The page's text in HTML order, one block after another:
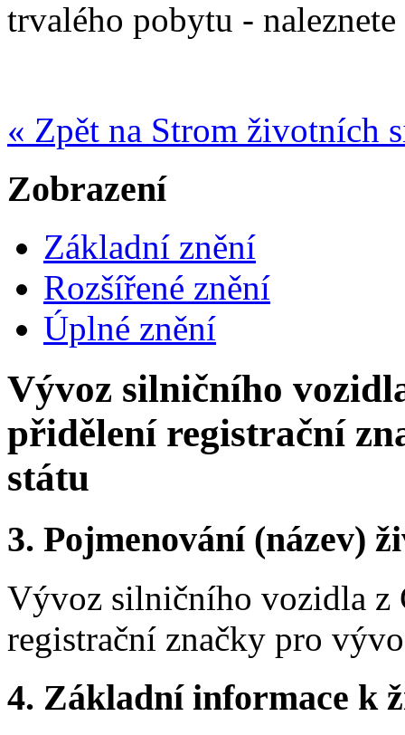
trvalého pobytu - naleznete
« Zpět na Strom životních
Zobrazení
Základní znění
Rozšířené znění
Úplné znění
Vývoz silničního
přidělení registrační
státu
3. Pojmenování (název)
Vývoz silničního vozidla z
registrační značky pro
4. Základní informace k